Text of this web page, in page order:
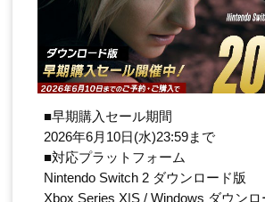
■早期購入セール期間
2026年6月10日(水)23:59まで
■対応プラットフォーム
Nintendo Switch 2 ダウンロード版
Xbox Series X|S / Windows ダウンロ